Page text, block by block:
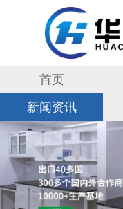
首页
新闻资讯